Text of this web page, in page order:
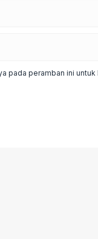
pada peramban ini